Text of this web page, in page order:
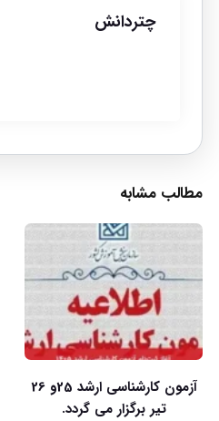
چتردانش
مطالب مشابه
آزمون کارشناسی ارشد 25و 26
تیر برگزار می گردد.